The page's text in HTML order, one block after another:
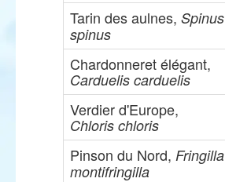
Tarin des aulnes, Spinus
spinus
Chardonneret élégant,
Carduelis carduelis
Verdier d'Europe,
Chloris chloris
Pinson du Nord, Fringilla
montifringilla